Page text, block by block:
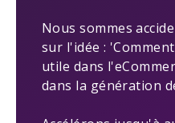
Nous sommes
sur l'idée :
utile dans
dans la génération